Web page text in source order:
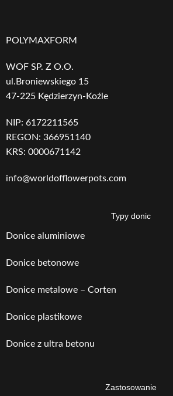
POLYMAXFORM
WOF SP. Z O.O.
ul.Broniewskiego 15
47-225 Kędzierzyn-Koźle
NIP: 6172211565
REGON: 366951140
KRS: 0000671142
info@worldofflowerpots.com
Typy donic
Donice aluminiowe
Donice betonowe
Donice metalowe – Corten
Donice plastikowe
Donice z ultra betonu
Zastosowanie